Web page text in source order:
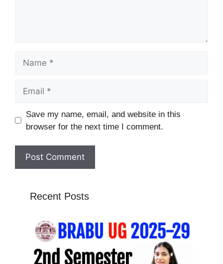
Name
Email
Website
Save my name, email, and website in this
browser for the next time I comment.
Recent Posts